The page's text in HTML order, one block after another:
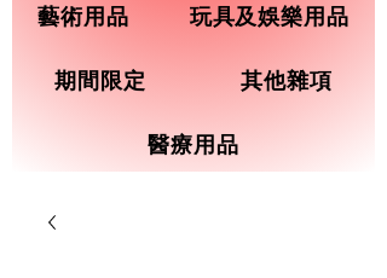
藝術用品 玩具及娛樂用品
期間限定 其他雜項
醫療用品